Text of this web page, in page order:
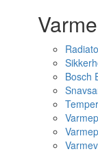
Bosch